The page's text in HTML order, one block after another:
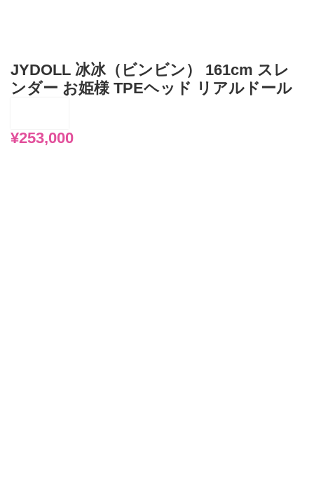
JYDOLL 冰冰（ビンビン） 161cm スレ
ンダー お姫様 TPEヘッド リアルドール
¥253,000